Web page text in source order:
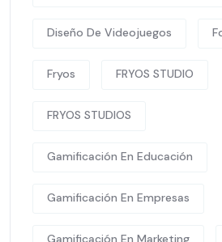
Diseño De Videojuegos
Fryos FRYOS STUDIO
FRYOS STUDIOS
Gamificación En Educación
Gamificación En Empresas
Gamificación En Marketing